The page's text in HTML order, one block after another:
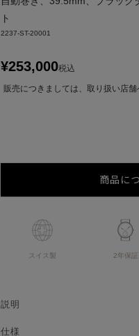
ト
2237-ST-20001
¥253,000税込
販売につきましては、取り扱い店舗
商品に
スイス製 2年保証
説明
仕様